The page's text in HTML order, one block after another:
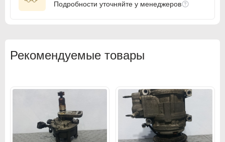
Подробности уточняйте у менеджеров
Рекомендуемые товары
Chevrolet
Dacia
Daewoo
Dodge
Chevrolet
Dacia
Daewoo
Dodge